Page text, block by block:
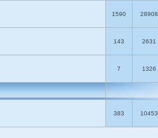
1590 28908
143 2631
7 1326
383 10453